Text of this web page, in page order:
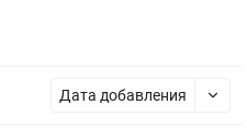
Дата добавления